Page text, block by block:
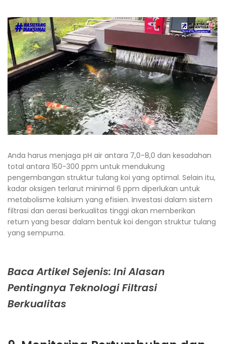
Anda harus menjaga pH air antara 7,0-8,0 dan kesadahan
total antara 150-300 ppm untuk mendukung
pengembangan struktur tulang koi yang optimal. Selain itu,
kadar oksigen terlarut minimal 6 ppm diperlukan untuk
metabolisme kalsium yang efisien. Investasi dalam sistem
filtrasi dan aerasi berkualitas tinggi akan memberikan
return yang besar dalam bentuk koi dengan struktur tulang
yang sempurna.
Baca Artikel Sejenis: Ini Alasan
Pentingnya Teknologi Filtrasi
Berkualitas